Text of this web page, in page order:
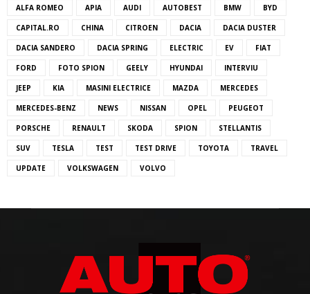
ALFA ROMEO APIA AUDI AUTOBEST BMW BYD
CAPITAL.RO CHINA CITROEN DACIA DACIA DUSTER
DACIA SANDERO DACIA SPRING ELECTRIC EV FIAT
FORD FOTO SPION GEELY HYUNDAI INTERVIU
JEEP KIA MASINI ELECTRICE MAZDA MERCEDES
MERCEDES-BENZ NEWS NISSAN OPEL PEUGEOT
PORSCHE RENAULT SKODA SPION STELLANTIS
SUV TESLA TEST TEST DRIVE TOYOTA TRAVEL
UPDATE VOLKSWAGEN VOLVO